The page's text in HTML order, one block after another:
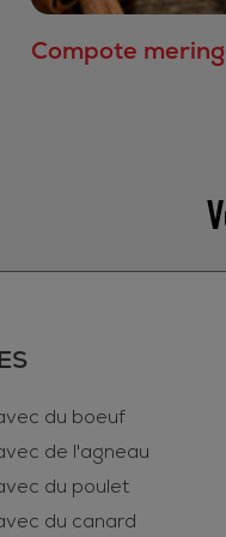
Compote
du boeuf
de l'agneau
du poulet
du canard